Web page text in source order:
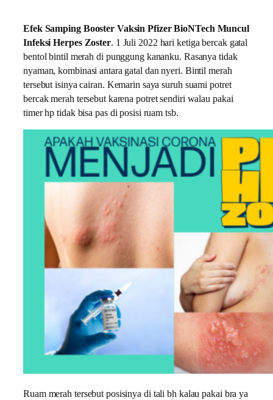
Efek Samping Booster Vaksin Pfizer BioNTech Muncul
Infeksi Herpes Zoster. 1 Juli 2022 hari ketiga bercak gatal
bentol bintil merah di punggung kananku. Rasanya tidak
nyaman, kombinasi antara gatal dan nyeri. Bintil merah
tersebut isinya cairan. Kemarin saya suruh suami potret
bercak merah tersebut karena potret sendiri walau pakai
timer hp tidak bisa pas di posisi ruam tsb.
Ruam merah tersebut posisinya di tali bh kalau pakai bra ya